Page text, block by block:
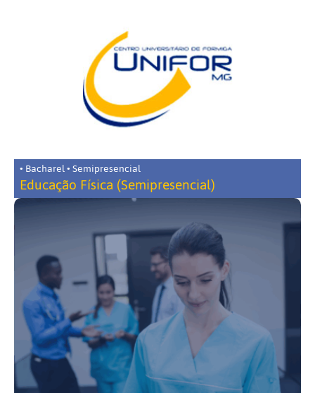
• Bacharel • Semipresencial
Educação Física (Semipresencial)